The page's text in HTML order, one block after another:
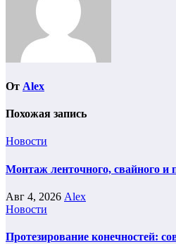
От Alex
Похожая запись
Новости
Монтаж ленточного, свайного и
Авг 4, 2026 Alex
Новости
Протезирование конечностей: